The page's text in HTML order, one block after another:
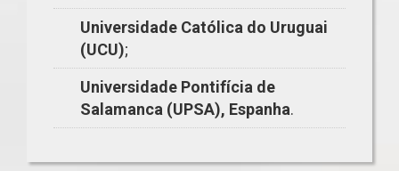
Universidade Católica do Uruguai
(UCU);
Universidade Pontifícia de
Salamanca (UPSA), Espanha.